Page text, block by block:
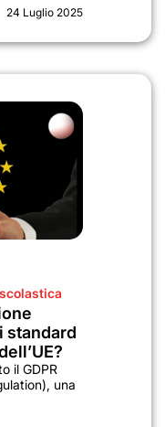
24 Luglio 2025
standard
il GDPR
una